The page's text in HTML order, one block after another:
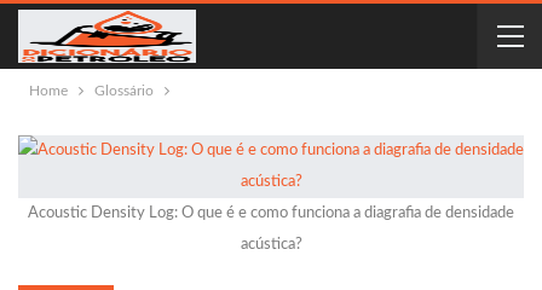
Home Glossário
Acoustic Density Log: O que é e como funciona a diagrafia de densidade
acústica?